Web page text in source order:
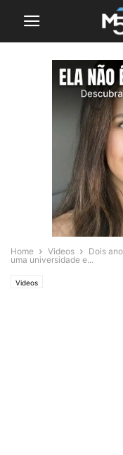
Home Videos
Dois
uma universidade e...
Videos